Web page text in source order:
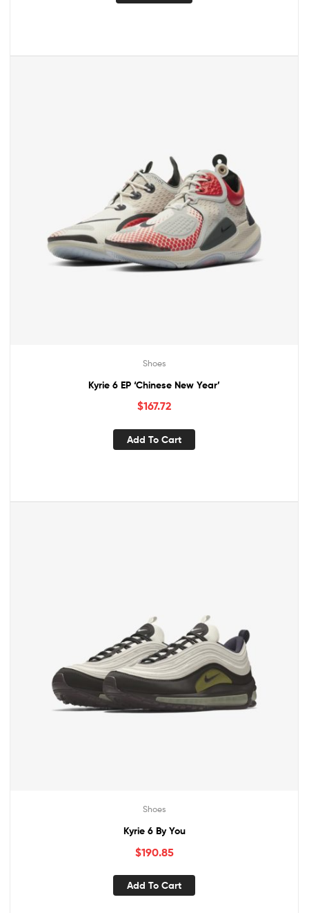
Shoes
Kyrie 6 EP ‘Chinese New Year’
$167.72
Add To Cart
Shoes
Kyrie 6 By You
$190.85
Add To Cart